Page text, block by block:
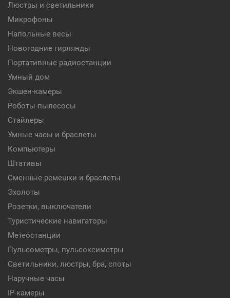
Люстры и светильники
Микрофоны
Напольные весы
Новогодние гирлянды
Портативные радиостанции
Умный дом
Экшен-камеры
Роботы-пылесосы
Стайлеры
Умные часы и браслеты
Компьютеры
Штативы
Сменные ремешки и браслеты
Эхолоты
Розетки, выключатели
Туристические навигаторы
Метеостанции
Пульсометры, пульсоксиметры
Светильники, люстры, бра, споты
Наручные часы
IP-камеры